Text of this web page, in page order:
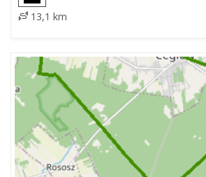
nad pomnikiem
13,1 km